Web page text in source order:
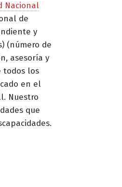
Nacional
de
y
(número de
asesoría y
todos los
en el
Nuestro
que